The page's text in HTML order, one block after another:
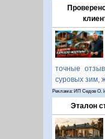
точные
суровых зим,
Реклама: ИП Седов О.
Эталон